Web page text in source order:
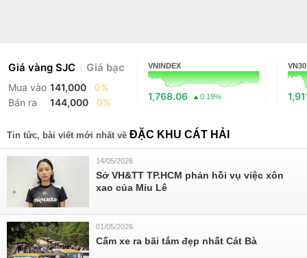
Giá vàng SJC Giá bạc
Mua vào 141,000
0%
Bán ra
144,000 0%
VNINDEX
1,768.06 0.19%
VN30
Tin tức, bài viết mới nhất về ĐẶC KHU CÁT HẢI
14/05/2026
Sở VH&TT TP.HCM phản hồi vụ việc xôn
xao của Miu Lê
01/05/2026
Cấm xe ra bãi tắm đẹp nhất Cát Bà